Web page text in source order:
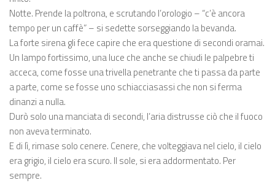
Notte. Prende la poltrona, e scrutando l’orologio – “c’è ancora
tempo per un caffè” – si sedette sorseggiando la bevanda.
La forte sirena gli fece capire che era questione di secondi oramai.
Un lampo fortissimo, una luce che anche se chiudi le palpebre ti
acceca, come fosse una trivella penetrante che ti passa da parte
a parte, come se fosse uno schiacciasassi che non si ferma
dinanzi a nulla.
Durò solo una manciata di secondi, l’aria distrusse ciò che il fuoco
non aveva terminato.
E di lì, rimase solo cenere. Cenere, che volteggiava nel cielo, il cielo
era grigio, il cielo era scuro. Il sole, si era addormentato. Per
sempre.